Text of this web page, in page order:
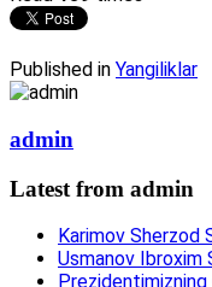
Published in Yangiliklar
admin
Latest from admin
Karimov Sherzod
Usmanov Ibroxim